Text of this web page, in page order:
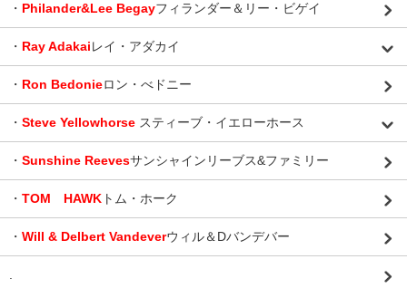
・ Philander&Lee Begayフィランダー＆リー・ビゲイ
・ Ray Adakaiレイ・アダカイ
・ Ron Bedonieロン・べドニー
・ Steve Yellowhorse スティーブ・イエローホース
・ Sunshine Reevesサンシャインリーブス&ファミリー
・ TOM HAWK トム・ホーク
・ Will & Delbert Vandeverウィル＆Dバンデバー
.